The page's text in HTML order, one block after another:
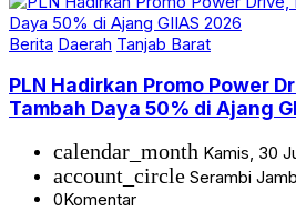
Berita Daerah Tanjab Barat
PLN Hadirkan Promo Power
Tambah Daya 50% di Ajang
calendar_month Kamis, 30
account_circle Serambi
0Komentar